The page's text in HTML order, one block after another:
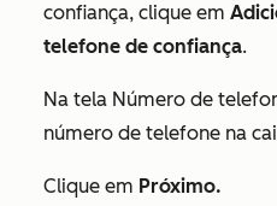
confiança, clique em
telefone de confiança.
Na tela Número de
número de telefone na
Clique em Próximo.